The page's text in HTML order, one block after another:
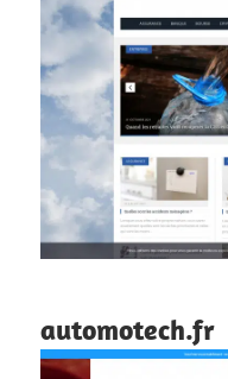
automotech.fr